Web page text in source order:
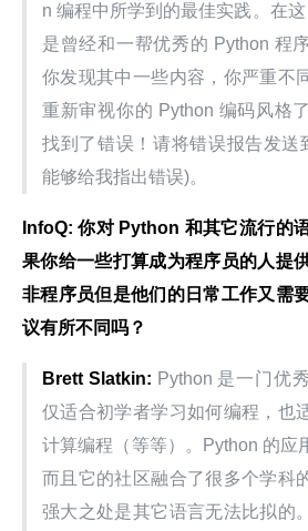
n 编程中所学到的最佳实践。在
是曾经和一帮优秀的 Python 程
你发现其中一些内容，你严重不
重新审视你的 Python 编码风格
找到了错误！请将错误报告发送
能够给我指出错误)。
InfoQ: 你对 Python 和其它流行的
果你给一些打算成为程序员的人提
非程序员但是他们的日常工作又需
议有所不同吗？
Brett Slatkin: Python 是一门优
仅适合初学者学习如何编程，也
计算编程（等等）。Python 的应
而且它的社区融合了很多个学科
强大之处是其它语言无法比拟的